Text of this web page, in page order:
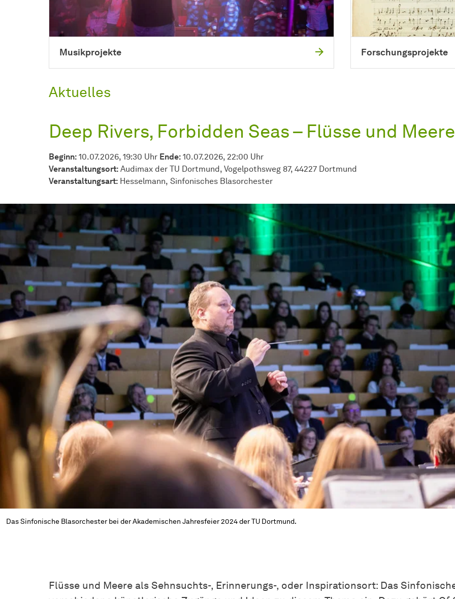
Musikprojekte Forschungsprojekte
Aktuelles
Deep Rivers, Forbidden Seas – Flüsse und
Beginn: 10.07.2026, 19:30 Uhr Ende: 10.07.2026, 22:00 Uhr
Veranstaltungsort: Audimax der TU Dortmund, Vogelpothsweg 87, 44227 Dortmund
Veran­stal­tungs­art: Hesselmann Sinfonisches Blasorchester
Das Sinfonische Blasorchester bei der Akademischen Jahresfeier 2024 der TU Dortmund.
Flüsse und Meere als Sehnsuchts-, Erinnerungs-, oder Inspirationsort: Das